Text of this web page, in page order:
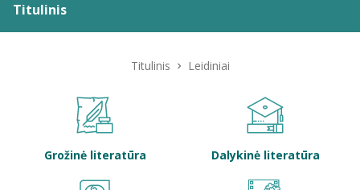
Titulinis
Titulinis Leidiniai
Grožinė literatūra Dalykinė literatūra